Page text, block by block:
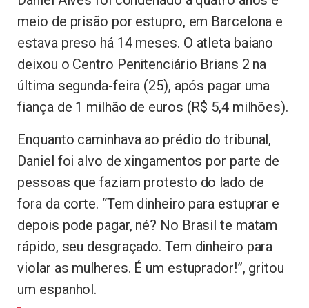
meio de prisão por estupro, em Barcelona e
estava preso há 14 meses. O atleta baiano
deixou o Centro Penitenciário Brians 2 na
última segunda-feira (25), após pagar uma
fiança de 1 milhão de euros (R$ 5,4 milhões).
Enquanto caminhava ao prédio do tribunal,
Daniel foi alvo de xingamentos por parte de
pessoas que faziam protesto do lado de
fora da corte. “Tem dinheiro para estuprar e
depois pode pagar, né? No Brasil te matam
rápido, seu desgraçado. Tem dinheiro para
violar as mulheres. É um estuprador!”, gritou
um espanhol.